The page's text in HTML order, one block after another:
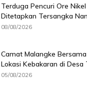
Terduga Pencuri Ore
Ditetapkan Tersangka
08/08/2026
Camat Malangke
Lokasi Kebakaran di Desa
05/08/2026